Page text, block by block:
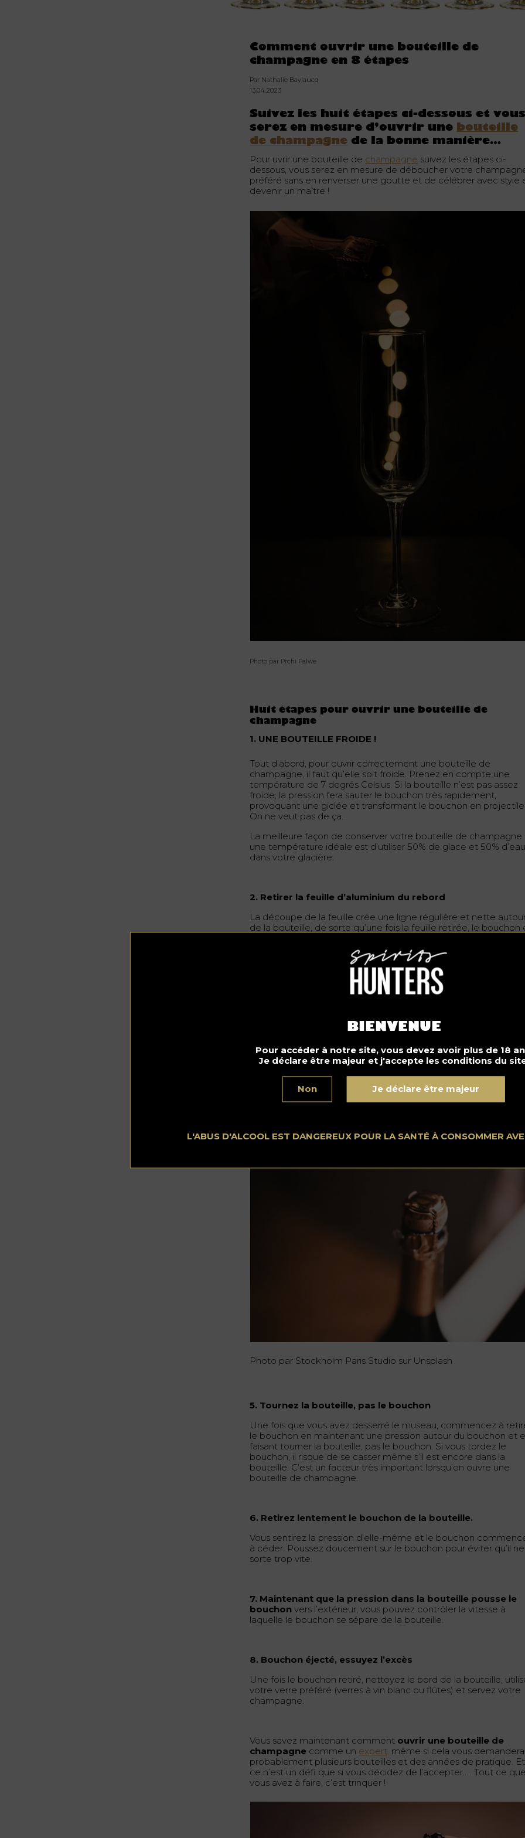
BIENVENUE
Pour accéder à notre site, vous devez avoir plus de 18
Je déclare être majeur et j'accepte les conditions du
Non Je déclare être majeur
L'ABUS D'ALCOOL EST DANGEREUX POUR LA SANTÉ À CONSOMMER
Comment ouvrir une bouteille de
champagne en 8 étapes
Par Nathalie Baylaucq
13.04.2023
Suivez les huit étapes ci-dessous et vous
serez en mesure d’ouvrir une
bouteille
de champagne de la bonne manière…
Pour uvrir une bouteille de champagne suivez les étapes ci-
dessous, vous serez en mesure de déboucher votre
préféré sans en renverser une goutte et de célébrer avec style
devenir un maître !
Photo par Prchi Palwe
Huit étapes pour ouvrir une bouteille de
champagne
1. UNE BOUTEILLE FROIDE !
Tout d’abord, pour ouvrir correctement une bouteille de
champagne, il faut qu’elle soit froide. Prenez en compte une
température de 7 degrés Celsius. Si la bouteille n’est pas assez
froide, la pression fera sauter le bouchon très rapidement,
provoquant une giclée et transformant le bouchon en projectile.
On ne veut pas de ça…
La meilleure façon de conserver votre bouteille de champagne
une température idéale est d’utiliser 50% de glace et 50% d’eau
dans votre glacière.
2. Retirer la feuille d’aluminium du rebord
La découpe de la feuille crée une ligne régulière et nette
de la bouteille, de sorte qu’une fois la feuille retirée, le bouchon
3. Utilisez une serviette de table ou une serviette en tissu
permet d’éviter que le bouchon ne soit projeté comme une
Enveloppez la serviette de toilette ou la serviette de table
4. Retirez le museau dans le sens inverse des aiguilles
degrés. Tournez six fois et détachez la muselière.
Photo par Stockholm Paris Studio sur Unsplash
5. Tournez la bouteille, pas le bouchon
Une fois que vous avez desserré le museau, commencez à
le bouchon en maintenant une pression autour du bouchon et
faisant tourner la bouteille, pas le bouchon. Si vous tordez le
bouchon, il risque de se casser même s’il est encore dans la
bouteille. C’est un facteur très important lorsqu’on ouvre une
bouteille de champagne.
6. Retirez lentement le bouchon de la bouteille.
Vous sentirez la pression d’elle-même et le bouchon
à céder. Poussez doucement sur le bouchon pour éviter qu’il ne
sorte trop vite.
7. Maintenant que la pression dans la bouteille pousse le
bouchon vers l’extérieur, vous pouvez contrôler la vitesse à
laquelle le bouchon se sépare de la bouteille.
8. Bouchon éjecté, essuyez l’excès
Une fois le bouchon retiré, nettoyez le bord de la bouteille,
votre verre préféré (verres à vin blanc ou flûtes) et servez votre
champagne.
Vous savez maintenant comment ouvrir une bouteille de
champagne comme un expert, même si cela vous demandera
probablement plusieurs bouteilles et des années de pratique. Et
ce n’est un défi que si vous décidez de l’accepter….. Tout ce que
vous avez à faire, c’est trinquer !